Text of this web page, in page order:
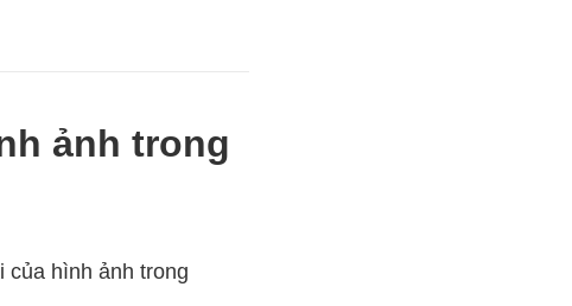
ảnh trong
của hình ảnh trong